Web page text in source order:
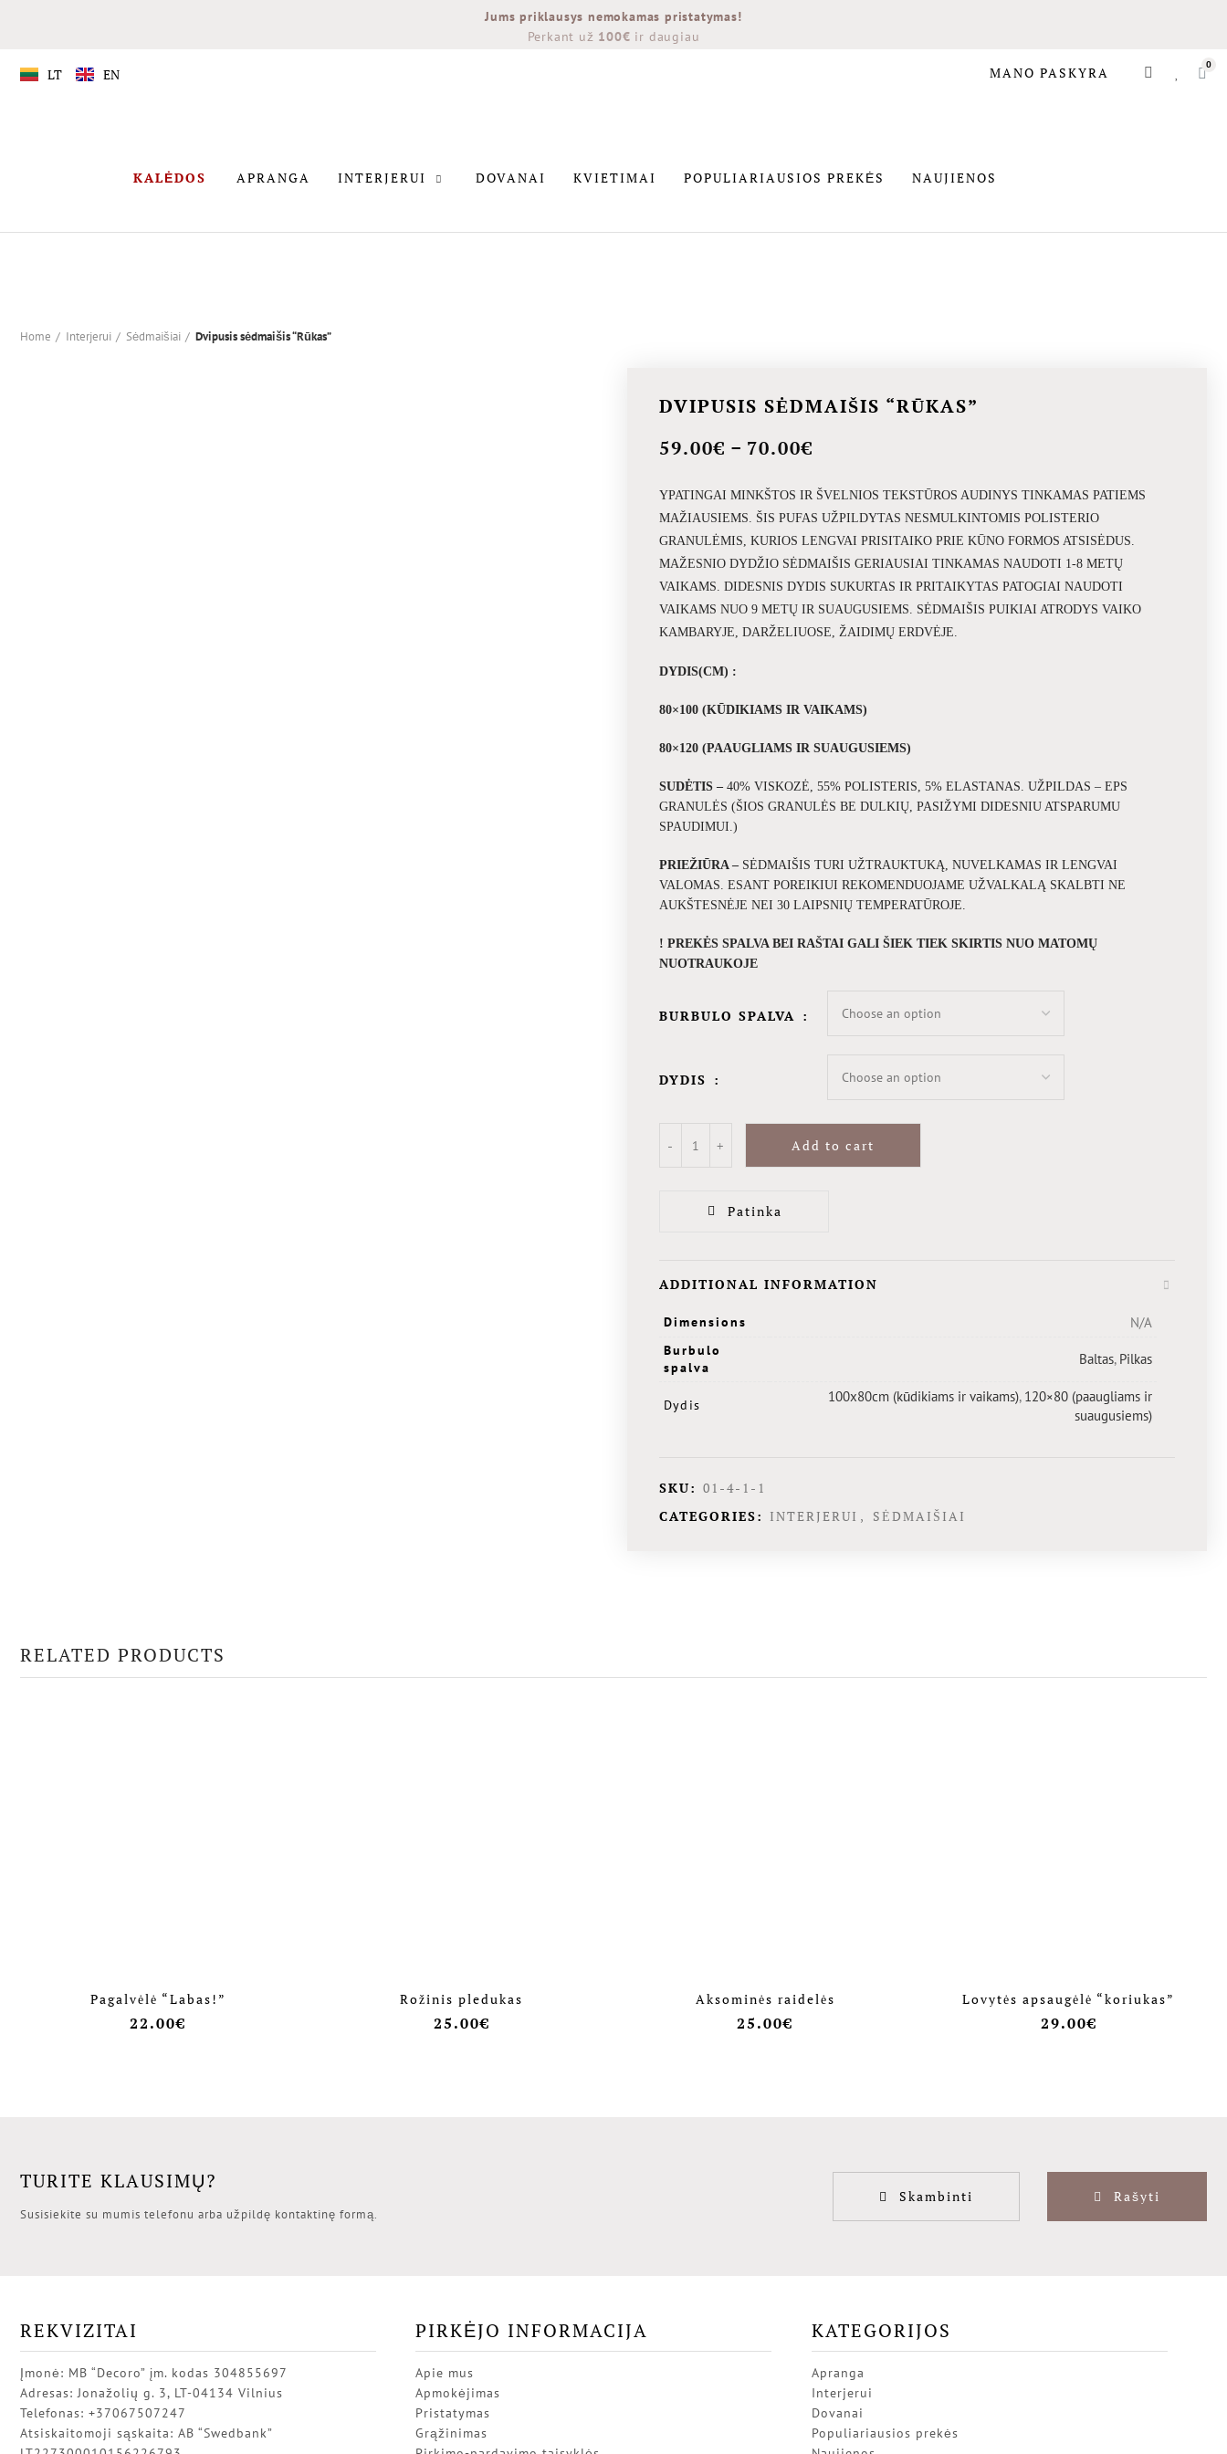
Jums priklausys nemokamas pristatymas!
Perkant už 100€ ir daugiau
LT EN MANO PASKYRA
KALĖDOS APRANGA INTERJERUI DOVANAI KVIETIMAI POPULIARIAUSIOS PREKĖS NAUJIENOS
KALĖDOS
APRANGA INTERJERUI DOVANAI KVIETIMAI
POPULIARIAUSIOS PREKĖS
Home Interjerui Sėdmaišiai Dvipusis sėdmaišis “Rūkas”
DVIPUSIS SĖDMAIŠIS “RŪKAS”
59.00€ – 70.00€
YPATINGAI MINKŠTOS IR ŠVELNIOS TEKSTŪROS AUDINYS TINKAMAS PATIEMS
MAŽIAUSIEMS. ŠIS PUFAS UŽPILDYTAS NESMULKINTOMIS POLISTERIO
GRANULĖMIS, KURIOS LENGVAI PRISITAIKO PRIE KŪNO FORMOS ATSISĖDUS.
MAŽESNIO DYDŽIO SĖDMAIŠIS GERIAUSIAI TINKAMAS NAUDOTI 1-8 METŲ
VAIKAMS. DIDESNIS DYDIS SUKURTAS IR PRITAIKYTAS PATOGIAI NAUDOTI
VAIKAMS NUO 9 METŲ IR SUAUGUSIEMS. SĖDMAIŠIS PUIKIAI ATRODYS VAIKO
KAMBARYJE, DARŽELIUOSE, ŽAIDIMŲ ERDVĖJE.
DYDIS(CM) :
80×100 (KŪDIKIAMS IR VAIKAMS)
80×120 (PAAUGLIAMS IR SUAUGUSIEMS)
SUDĖTIS – 40% VISKOZĖ, 55% POLISTERIS, 5% ELASTANAS. UŽPILDAS – EPS
GRANULĖS (ŠIOS GRANULĖS BE DULKIŲ, PASIŽYMI DIDESNIU ATSPARUMU
SPAUDIMUI.)
PRIEŽIŪRA – SĖDMAIŠIS TURI UŽTRAUKTUKĄ, NUVELKAMAS IR LENGVAI
VALOMAS. ESANT POREIKIUI REKOMENDUOJAME UŽVALKALĄ SKALBTI NE
AUKŠTESNĖJE NEI 30 LAIPSNIŲ TEMPERATŪROJE.
! PREKĖS SPALVA BEI RAŠTAI GALI ŠIEK TIEK SKIRTIS NUO MATOMŲ
NUOTRAUKOJE
BURBULO SPALVA
DYDIS
Add to cart
Patinka
ADDITIONAL INFORMATION
Dimensions N/A
Burbulo
spalva
Baltas, Pilkas
Dydis 100x80cm (kūdikiams ir vaikams), 120×80 (paaugliams ir
suaugusiems)
SKU: 01-4-1-1
CATEGORIES: INTERJERUI , SĖDMAIŠIAI
RELATED PRODUCTS
Pagalvėlė “Labas!”
22.00€
Rožinis pledukas
25.00€
Aksominės raidelės
25.00€
Lovytės apsaugėlė “koriukas”
29.00€
TURITE KLAUSIMŲ?
Susisiekite su mumis telefonu arba užpildę kontaktinę formą.
Skambinti Rašyti
REKVIZITAI
Įmonė: MB “Decoro” įm. kodas 304855697
Adresas: Jonažolių g. 3, LT-04134 Vilnius
Telefonas: +37067507247
Atsiskaitomoji sąskaita: AB “Swedbank”
PIRKĖJO INFORMACIJA
Apie mus
Apmokėjimas
Pristatymas
Grąžinimas
KATEGORIJOS
Apranga
Interjerui
Dovanai
Populiariausios prekės